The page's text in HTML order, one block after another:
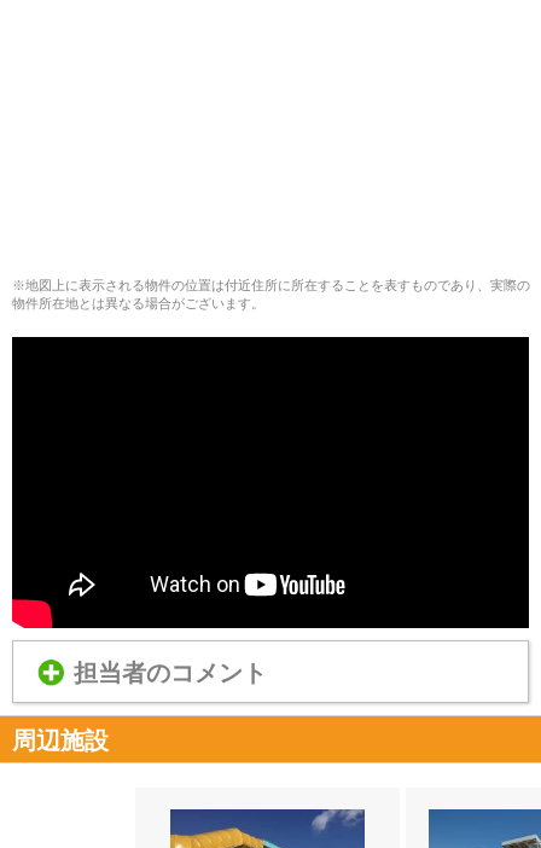
※地図上に表示される物件の位置は付近住所に所在することを表すものであり、実際の
物件所在地とは異なる場合がございます。
担当者のコメント
周辺施設